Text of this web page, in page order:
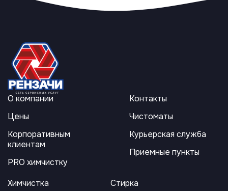
О компании
Цены
Корпоративным
клиентам
PRO химчистку
Контакты
Чистоматы
Курьерская служба
Приемные пункты
Химчистка
Стирка